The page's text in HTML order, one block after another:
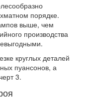
порядке.
выше, чем
производства
круглых деталей
пуансонов, а
3.